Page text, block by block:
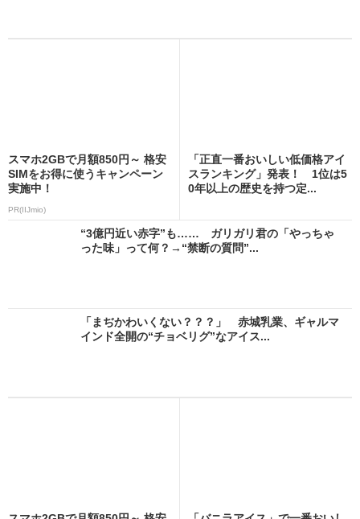
スマホ2GBで月額850円～ 格安
SIMをお得に使うキャンペーン
実施中！
PR(IIJmio)
「正直一番おいしい低価格アイ
スランキング」発表！ 1位は5
0年以上の歴史を持つ定...
“3億円近い赤字”も…… ガリガリ君の「やっちゃ
った味」って何？→“禁断の質問”...
「まぢかわいくない？？？」 赤城乳業、ギャルマ
インド全開の“チョベリグ”なアイス...